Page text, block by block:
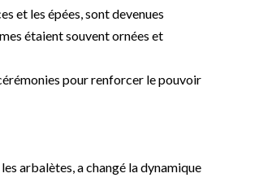
et les épées, sont devenues
étaient souvent ornées et
pour renforcer le pouvoir
arbalètes, a changé la dynamique